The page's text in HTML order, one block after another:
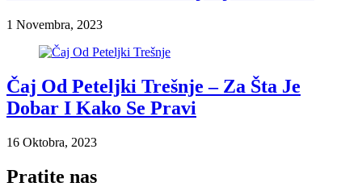
1 Novembra, 2023
Čaj Od Peteljki Trešnje – Za Šta Je
Dobar I Kako Se Pravi
16 Oktobra, 2023
Pratite nas